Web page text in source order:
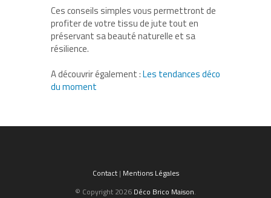
Ces conseils simples vous permettront de
profiter de votre tissu de jute tout en
préservant sa beauté naturelle et sa
résilience.
A découvrir également :Les tendances déco
du moment
Contact| Mentions Légales
© Copyright 2026 Déco Brico Maison.